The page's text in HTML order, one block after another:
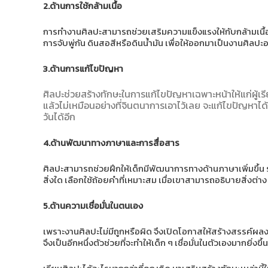
2.ด้านการใช้กล้ามเนื้อ
การทำงานศิลปะสามารถช่วยเสริมความแข็งแรงให้กับกล้าม
การจับพู่กัน ดินสอสีหรือดินน้ำมัน เพื่อให้ออกมาเป็นงานศิลปะอ
3.ด้านการแก้ไขปัญหา
ศิลปะช่วยสร้างทักษะในการแก้ไขปัญหาเฉพาะหน้าให้แก่ผู้
แล้วไม่เหมือนอย่างที่จินตนาการเอาไว้เลย จะแก้ไขปัญหา
วันได้อีก
4.ด้านพัฒนาทางภาษาและการสื่อสาร
ศิลปะสามารถช่วยฝึกให้เด็กมีพัฒนาการทางด้านภาษาเพิ่มขึ้น
สิ่งใด เลือกใช้ถ้อยคำที่เหมาะสม เมื่อเขาสามารถอธิบายสิ่งต่
5.ด้านความเชื่อมั่นในตนเอง
เพราะงานศิลปะไม่มีถูกหรือผิด จึงเปิดโอกาสให้สร้างสรรค์ผ
จึงเป็นอีกหนึ่งตัวช่วยที่จะทำให้เด็ก ๆ เชื่อมั่นในตัวเองมากยิ่ง